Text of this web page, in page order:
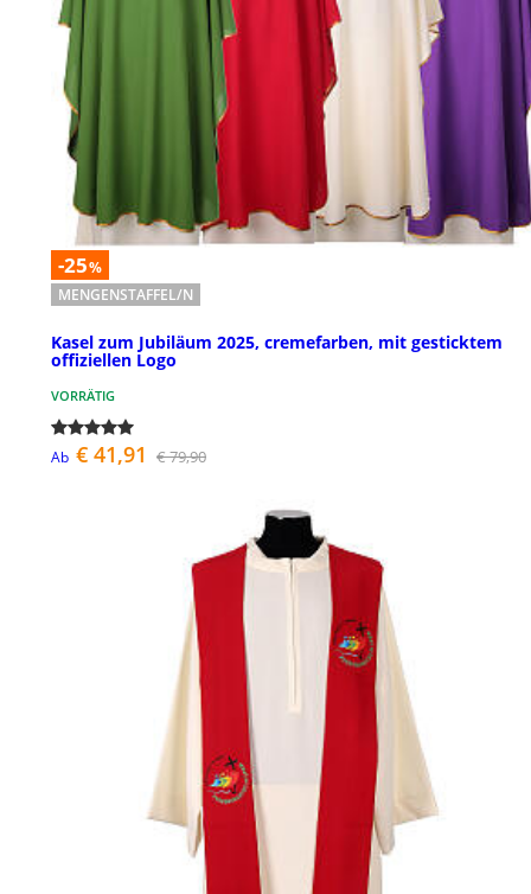
-25%
MENGENSTAFFEL/N
Kasel zum Jubiläum 2025, cremefarben, mit gesticktem
offiziellen Logo
VORRÄTIG
Ab € 41,91 € 79,90